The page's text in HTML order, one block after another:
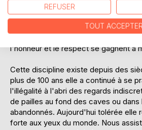
died, one that will forever live.
* Pendant deux ans j'ai côtoyé en
l'honneur et le respect se gagnent à
Cette discipline existe depuis des
plus de 100 ans elle a continué à se
l'illégalité à l'abri des regards
de pailles au fond des caves ou dans
abandonnés. Aujourd'hui tolérée elle
forte aux yeux du monde. Nous
REFUSER
TOUT ACCEPTER